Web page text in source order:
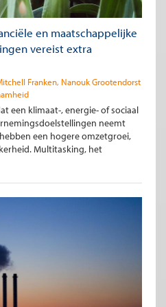
en maatschappelijke
vereist extra
Franken Nanouk Grootendorst
een klimaat-, energie- of sociaal
neemt
een hogere omzetgroei,
Multitasking, het